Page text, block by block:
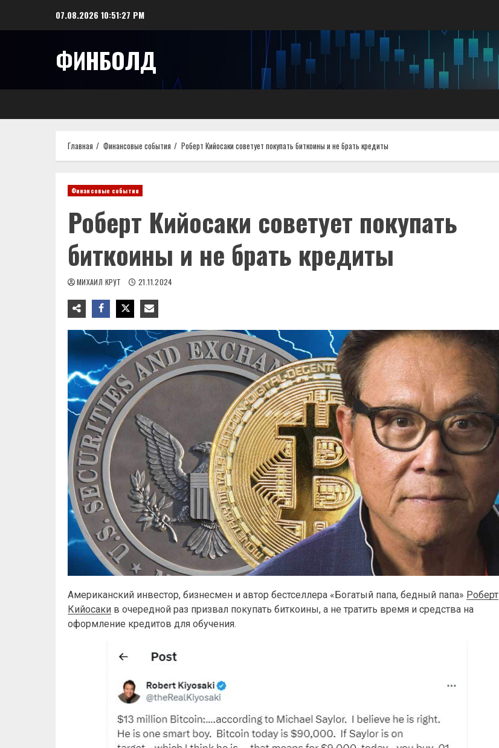
07.08.2026 10:51:28 PM
ФИНБОЛД
Главная Финансовые события Роберт Кийосаки советует покупать биткоины и не брать кредиты
Финансовые события
Роберт Кийосаки советует покупать
биткоины и не брать кредиты
МИХАИЛ КРУТ 21.11.2024
Американский инвестор, бизнесмен и автор бестселлера «Богатый папа, бедный папа» Роберт
Кийосаки в очередной раз призвал покупать биткоины, а не тратить время и средства на
оформление кредитов для обучения.